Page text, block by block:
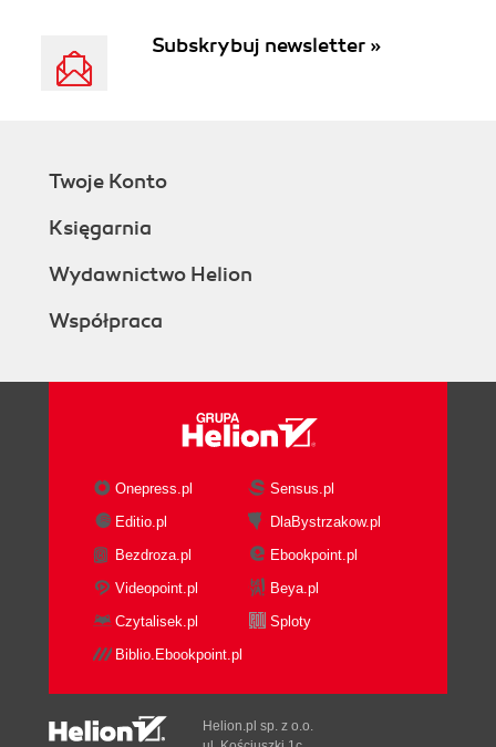
Subskrybuj newsletter »
Twoje Konto
Księgarnia
Wydawnictwo Helion
Współpraca
Onepress.pl
Sensus.pl
Editio.pl
DlaBystrzakow.pl
Bezdroza.pl
Ebookpoint.pl
Videopoint.pl
Beya.pl
Czytalisek.pl
Sploty
Biblio.Ebookpoint.pl
Helion.pl sp. z o.o.